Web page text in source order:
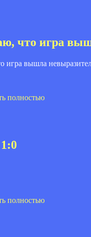
что игра
полностью
полностью